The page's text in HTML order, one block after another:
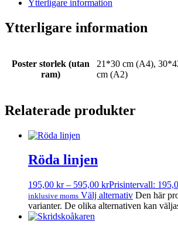
Ytterligare information
Ytterligare information
Poster storlek (utan
ram)
21*30 cm (A4),
cm (A2)
Relaterade produkter
Röda linjen
195,00 kr – 595,00 krPrisintervall:
inklusive moms Välj alternativ Den här
varianter. De olika alternativen kan